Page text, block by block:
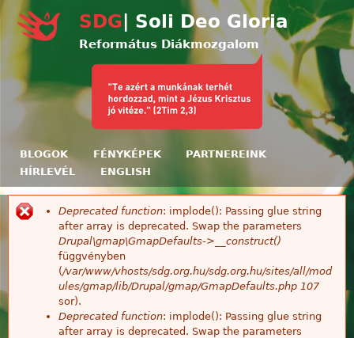
Ugrás a tartalomra
SDG | Soli Deo Gloria
Református Diákmozgalom
BLOGOK FÉNYKÉPEK
PARTNEREINK
HÍRLEVÉL
ENGLISH
Hibaüzenet
Deprecated function: implode(): Passing glue string
after array is deprecated. Swap the parameters
Drupal\gmap\GmapDefaults->__construct()
függvényben
(/var/www/vhosts/sdg.org.hu/sdg.org.hu/sites/all/mod
ules/gmap/lib/Drupal/gmap/GmapDefaults.php 107
sor).
Deprecated function: implode(): Passing glue string
after array is deprecated. Swap the parameters